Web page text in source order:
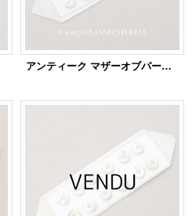
アンティーク マザーオブパール製 極小 ボタン 6mm 12ピース シェルボタン パールホワイト